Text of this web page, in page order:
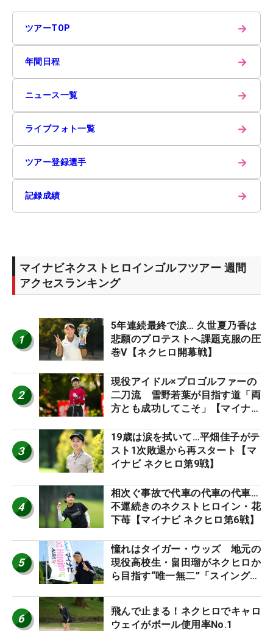
ツアーTOP →
年間日程 →
ニュース一覧 →
ライブフォト一覧 →
ツアー登録選手 →
記録成績 →
マイナビネクストヒロインゴルフツアー 週間
アクセスランキング
1
5年連続最終で涙… 久世夏乃香は
悲願のプロテストへ課題克服の圧
巻V【ネクヒロ開幕戦】
2
現役アイドル×プロゴルファーの
二刀流 雪野若葉が目指す道「両
方とも成功してこそ」【マイナビ
3
19歳は涙を拭いて…平畑佳子がテ
スト1次敗退から再スタート【マ
イナビ ネクヒロ第9戦】
4
相次ぐ事故で代車の代車の代車…
不運続きのネクストヒロイン・花
下苺【マイナビ ネクヒロ第6戦】
5
憧れはタイガー・ウッズ 地元の
現役高校生・畠田瑠がネクヒロか
ら目指す“唯一無二”「スイングは
6
飛んで止まる！ネクヒロでキャロ
ウェイがボール使用率No.1